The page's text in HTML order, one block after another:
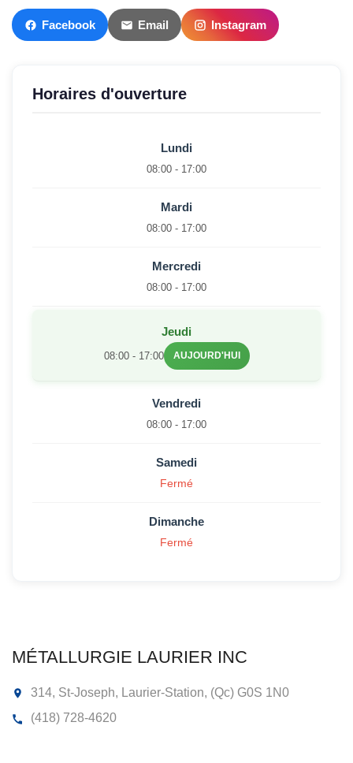
Facebook Email Instagram
Horaires d'ouverture
Lundi
08:00 - 17:00
Mardi
08:00 - 17:00
Mercredi
08:00 - 17:00
Jeudi
08:00 - 17:00 AUJOURD'HUI
Vendredi
08:00 - 17:00
Samedi
Fermé
Dimanche
Fermé